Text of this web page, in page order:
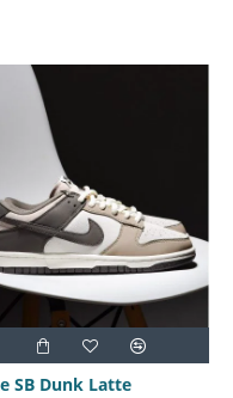
SB Dunk Latte